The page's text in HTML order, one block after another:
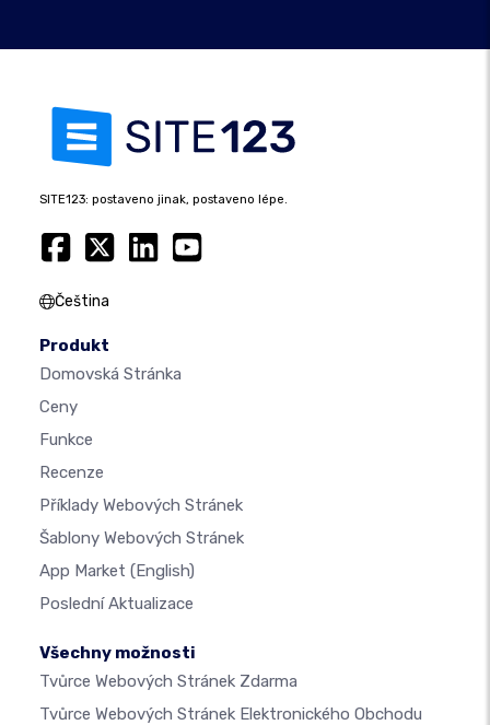
SITE123: postaveno jinak, postaveno lépe.
Čeština
Produkt
Domovská Stránka
Ceny
Funkce
Recenze
Příklady Webových Stránek
Šablony Webových Stránek
App Market (English)
Poslední Aktualizace
Všechny možnosti
Tvůrce Webových Stránek Zdarma
Tvůrce Webových Stránek Elektronického Obchodu